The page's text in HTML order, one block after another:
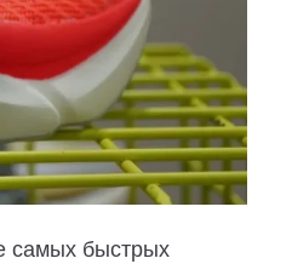
самых быстрых